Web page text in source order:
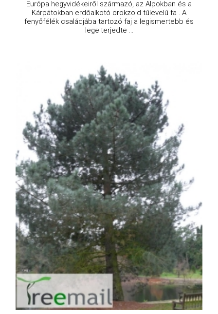
Európa hegyvidékeiről származó, az Alpokban és a
Kárpátokban erdőalkotó örökzöld tűlevelű fa . A
fenyőfélék családjába tartozó faj a legismertebb és
legelterjedte ...